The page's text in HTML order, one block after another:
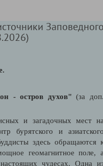
- остров духов"(за
и загадочных мест
бурятского и
здесь обращаются
геомагнитное поле,
чудесах. Одна